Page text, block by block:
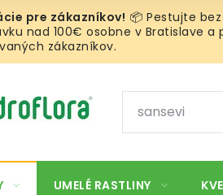
📦 Pestujte
nad 100€ osobne v Bratislave a
zákazníkov.
UMELÉ RASTLINY